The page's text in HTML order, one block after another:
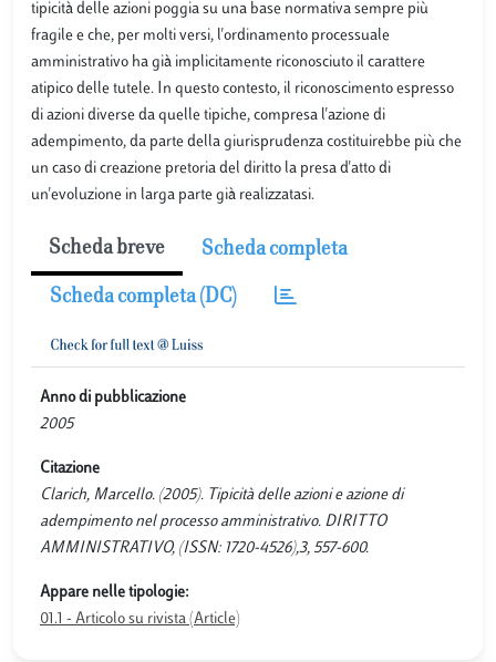
tipicità delle azioni poggia su una base normativa sempre più
fragile e che, per molti versi, l'ordinamento processuale
amministrativo ha già implicitamente riconosciuto il carattere
atipico delle tutele. In questo contesto, il riconoscimento espresso
di azioni diverse da quelle tipiche, compresa l'azione di
adempimento, da parte della giurisprudenza costituirebbe più che
un caso di creazione pretoria del diritto la presa d'atto di
un'evoluzione in larga parte già realizzatasi.
Scheda breve Scheda completa
Scheda completa (DC)
Anno di pubblicazione
2005
Citazione
Clarich, Marcello. (2005). Tipicità delle azioni e azione di
adempimento nel processo amministrativo. DIRITTO
AMMINISTRATIVO, (ISSN: 1720-4526),3, 557-600.
Appare nelle tipologie:
01.1 - Articolo su rivista (Article)